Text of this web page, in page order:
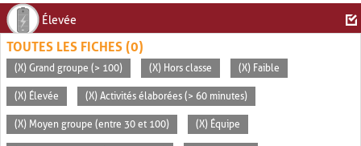
Élevée
TOUTES LES FICHES (0)
(X) Grand groupe (> 100) (X) Hors classe (X) Faible
(X) Élevée (X) Activités élaborées (> 60 minutes)
(X) Moyen groupe (entre 30 et 100) (X) Équipe